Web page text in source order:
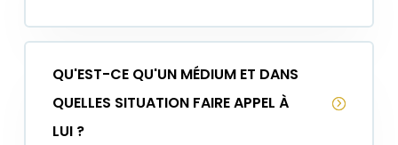
QU'EST-CE QU'UN MÉDIUM ET DANS
QUELLES SITUATION FAIRE APPEL À
LUI ?